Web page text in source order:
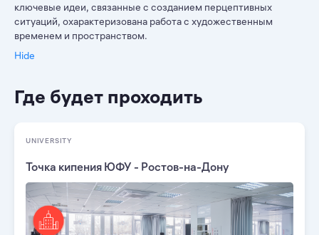
ключевые идеи, связанные с созданием перцептивных
ситуаций, охарактеризована работа с художественным
временем и пространством.
Hide
Где будет проходить
UNIVERSITY
Точка кипения ЮФУ - Ростов-на-Дону